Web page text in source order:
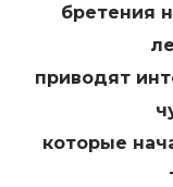
бретения
приводят
которые